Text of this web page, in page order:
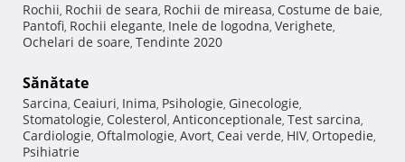
Rochii, Rochii de seara, Rochii de mireasa, Costume de baie,
Pantofi, Rochii elegante, Inele de logodna, Verighete,
Ochelari de soare, Tendinte 2020
Sănătate
Sarcina, Ceaiuri, Inima, Psihologie, Ginecologie,
Stomatologie, Colesterol, Anticonceptionale, Test sarcina,
Cardiologie, Oftalmologie, Avort, Ceai verde, HIV, Ortopedie,
Psihiatrie